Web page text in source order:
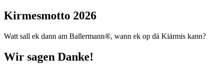
Kirmesmotto 2026
Watt sall ek dann am Ballermann®, wann ek op dä Kiärmis kann?
Wir sagen Danke!